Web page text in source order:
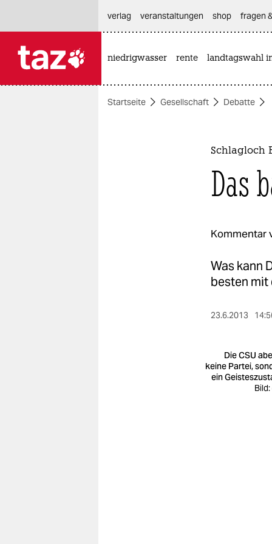
themen
verlag
veranstaltungen shop fragen
niedrigwasser rente landtagswahl
Startseite Gesellschaft Debatte
Schlagloch
Das
Kommentar
Was kann
besten mit
23.6.2013
Die CSU
keine Partei,
ein